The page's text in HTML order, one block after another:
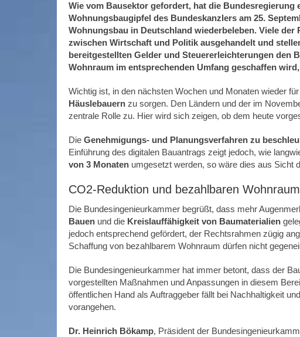
Wie vom Bausektor gefordert, hat die
Wohnungsbaugipfel des Bundeskanzlers am 25.
Wohnungsbau in Deutschland wiederbeleben. Viele
zwischen Wirtschaft und Politik ausgehandelt und
bereitgestellten Gelder und Steuererleichterungen den
Wohnraum im entsprechenden Umfang geschaffen
Wichtig ist, in den nächsten Wochen und Monaten wieder für
Häuslebauern zu sorgen. Den Ländern und der im
zentrale Rolle zu. Hier wird sich zeigen, ob dem heute
Die Genehmigungs- und Planungsverfahren zu
Einführung des digitalen Bauantrags zeigt jedoch, wie
von 3 Monaten umgesetzt werden, so wäre dies aus Sicht
CO2-Reduktion und bezahlbaren
Die Bundesingenieurkammer begrüßt, dass mehr
Bauen und die Kreislauffähigkeit von Baumaterialien
jedoch entsprechend gefördert, der Rechtsrahmen zügig
Schaffung von bezahlbarem Wohnraum dürfen nicht
Die Bundesingenieurkammer hat immer betont, dass der
vorgestellten Maßnahmen und Anpassungen in diesem
öffentlichen Hand als Auftraggeber fällt bei Nachhaltigkeit
vorangehen.
Dr. Heinrich Bökamp, Präsident der